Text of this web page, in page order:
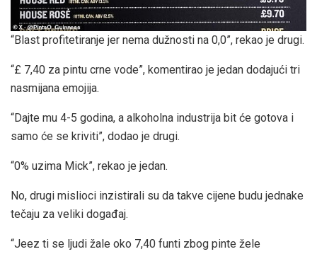
“Blast profitetiranje jer nema dužnosti na 0,0”, rekao je drugi.
“£ 7,40 za pintu crne vode”, komentirao je jedan dodajući tri
nasmijana emojija.
“Dajte mu 4-5 godina, a alkoholna industrija bit će gotova i
samo će se kriviti”, dodao je drugi.
“0% uzima Mick”, rekao je jedan.
No, drugi mislioci inzistirali su da takve cijene budu jednake
tečaju za veliki događaj.
“Jeez ti se ljudi žale oko 7,40 funti zbog pinte žele